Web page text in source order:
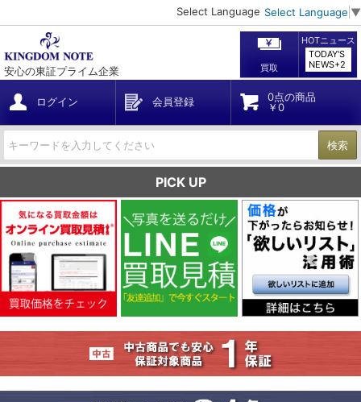
Select Language Select Language ▼
安心の東証プライム企業 買取
HOTニュース
TODAY'S
NEWS+2
ログイン 会員登録
0点の商品
￥0
検索
PICK UP
Previous